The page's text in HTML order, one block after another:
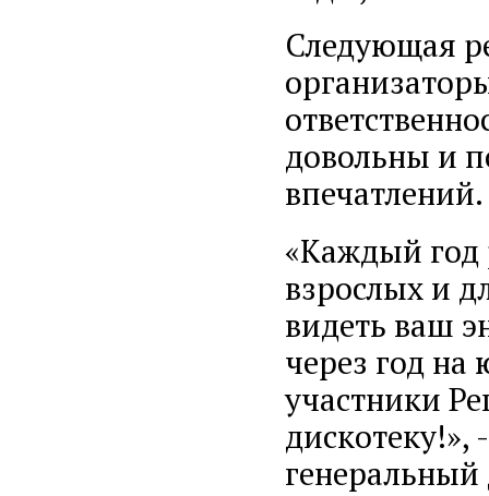
Следующая
довольны и
впечатлений.
«Каждый год
взрослых и
видеть ваш
через год на
участники
дискотеку!»,
генеральный